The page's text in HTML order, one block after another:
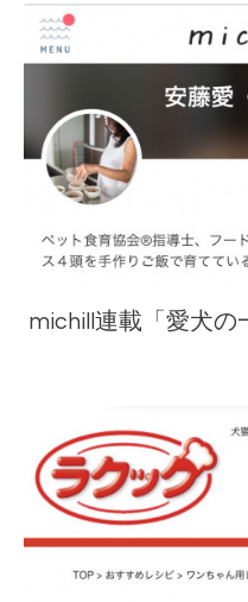
michill連載「愛犬の